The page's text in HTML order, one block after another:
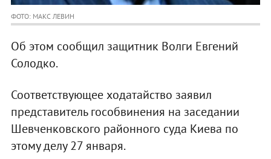
ФОТО: МАКС ЛЕВИН
Об этом сообщил защитник Волги Евгений
Солодко.
Соответствующее ходатайство заявил
представитель гособвинения на заседании
Шевченковского районного суда Киева по
этому делу 27 января.